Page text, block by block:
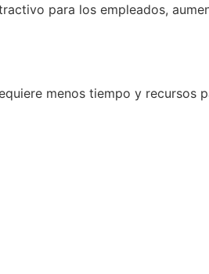
para los empleados,
menos tiempo y recursos